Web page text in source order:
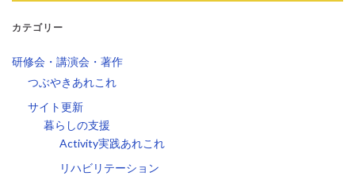
カテゴリー
研修会・講演会・著作
つぶやきあれこれ
サイト更新
暮らしの支援
Activity実践あれこれ
リハビリテーション